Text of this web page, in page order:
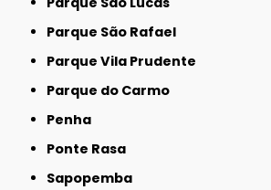
Parque São Rafael
Parque Vila Prudente
Parque do Carmo
Penha
Ponte Rasa
Sapopemba